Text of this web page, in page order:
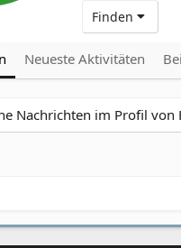
Finden
Neueste Aktivitäten
Nachrichten im Profil von